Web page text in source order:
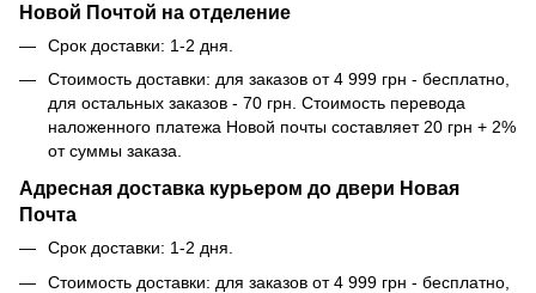
Новой Почтой на отделение
Срок доставки: 1-2 дня.
Стоимость доставки: для заказов от 4 999 грн - бесплатно,
для остальных заказов - 70 грн. Стоимость перевода
наложенного платежа Новой почты составляет 20 грн + 2%
от суммы заказа.
Адресная доставка курьером до двери Новая
Почта
Срок доставки: 1-2 дня.
Стоимость доставки: для заказов от 4 999 грн - бесплатно,